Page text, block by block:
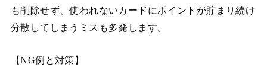
も削除せず、使われないカードにポイントが貯まり続け
分散してしまうミスも多発します。
【NG例と対策】